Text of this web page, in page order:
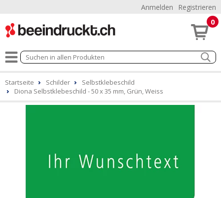
Anmelden Registrieren
0
Startseite Schilder
Selbstklebeschild
Diona Selbstklebeschild - 50 x 35 mm, Grün, Weiss